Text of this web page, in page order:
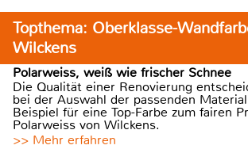
Topthema: Oberklasse-
Wilckens
Polarweiss, weiß wie frischer Schnee
Die Qualität einer Renovierung
bei der Auswahl der passenden
Beispiel für eine Top-Farbe zum fairen
Polarweiss von Wilckens.
>> Mehr erfahren